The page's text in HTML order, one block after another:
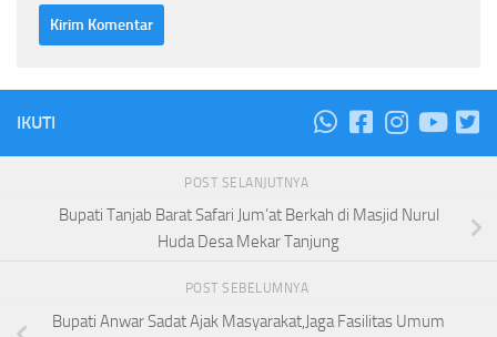
IKUTI
POST SELANJUTNYA
Bupati Tanjab Barat Safari Jum’at Berkah di Masjid Nurul
Huda Desa Mekar Tanjung
POST SEBELUMNYA
Bupati Anwar Sadat Ajak Masyarakat,Jaga Fasilitas Umum